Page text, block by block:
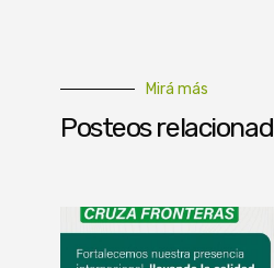
Mirá más
Posteos